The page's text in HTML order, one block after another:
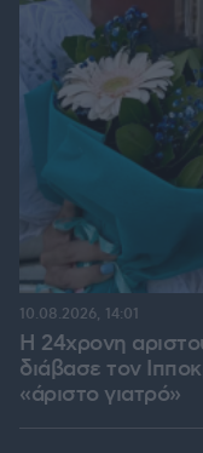
Η 24χρονη
διάβασε τον
«άριστο γιατρό»
10.08.2026, 14:01